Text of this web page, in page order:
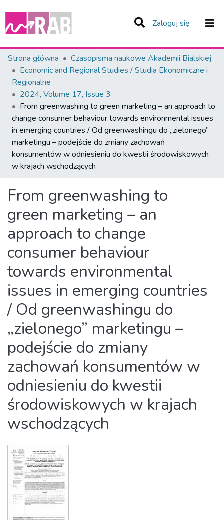
Zaloguj się (current)
Zespoły i Kolekcje
Statystyka
Całe Repozytorium
Strona główna
Czasopisma naukowe Akademii Bialskiej
Economic and Regional Studies / Studia Ekonomiczne i
Regionalne
2024, Volume 17, Issue 3
From greenwashing to green marketing – an approach to
change consumer behaviour towards environmental issues
in emerging countries / Od greenwashingu do „zielonego”
marketingu – podejście do zmiany zachowań
konsumentów w odniesieniu do kwestii środowiskowych
w krajach wschodzących
From greenwashing to
green marketing – an
approach to change
consumer behaviour
towards environmental
issues in emerging countries
/ Od greenwashingu do
„zielonego” marketingu –
podejście do zmiany
zachowań konsumentów w
odniesieniu do kwestii
środowiskowych w krajach
wschodzących